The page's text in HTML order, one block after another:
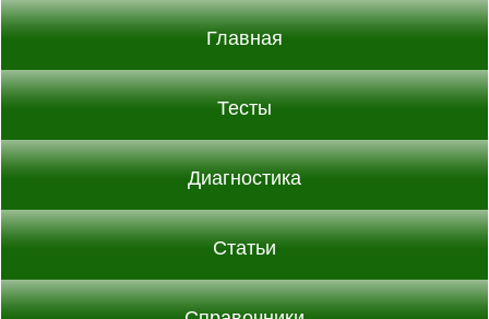
Главная
Тесты
Диагностика
Статьи